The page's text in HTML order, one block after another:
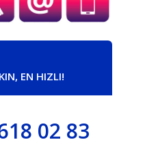
EN HIZLI!
02 83